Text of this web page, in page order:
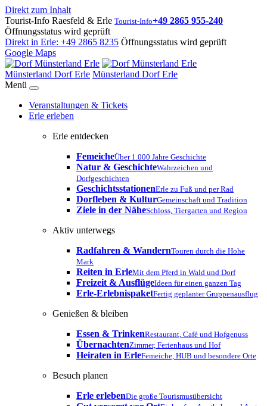
Direkt zum Inhalt
Tourist-Info Raesfeld & Erle Tourist-Info+49 2865 955-240
Öffnungsstatus wird geprüft
Direkt in Erle: +49 2865 8235 Öffnungsstatus wird geprüft
Google Maps
Münsterland Dorf Erle Münsterland Dorf Erle
Menü
Veranstaltungen & Tickets
Erle erleben
Erle entdecken
FemeicheÜber 1.000 Jahre Geschichte
Natur & GeschichteWahrzeichen und
Dorfgeschichten
GeschichtsstationenErle zu Fuß und per Rad
Dorfleben & KulturGemeinschaft und Tradition
Ziele in der NäheSchloss, Tiergarten und Region
Aktiv unterwegs
Radfahren & WandernTouren durch die Hohe
Mark
Reiten in ErleMit dem Pferd in Wald und Dorf
Freizeit & AusflügeIdeen für einen ganzen Tag
Erle-ErlebnispaketFertig geplanter Gruppenausflug
Genießen & bleiben
Essen & TrinkenRestaurant, Café und Hofgenuss
ÜbernachtenZimmer, Ferienhaus und Hof
Heiraten in ErleFemeiche, HUB und besondere Orte
Besuch planen
Erle erlebenDie große Tourismusübersicht